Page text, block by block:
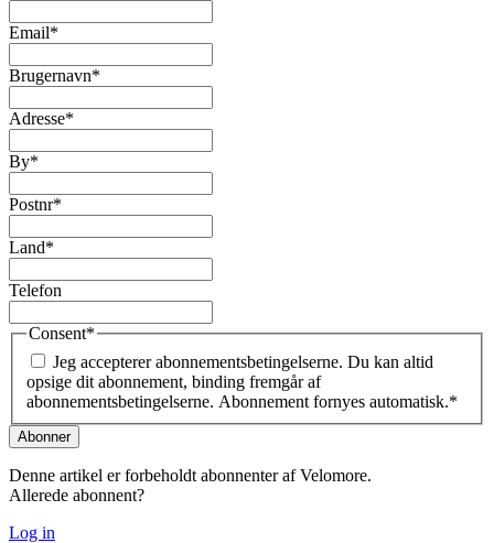
Email*
Brugernavn*
Adresse*
By*
Postnr*
Land*
Telefon
Consent*
Jeg accepterer abonnementsbetingelserne. Du kan altid
opsige dit abonnement, binding fremgår af
abonnementsbetingelserne. Abonnement fornyes automatisk.*
Denne artikel er forbeholdt abonnenter af Velomore.
Allerede abonnent?
Log in